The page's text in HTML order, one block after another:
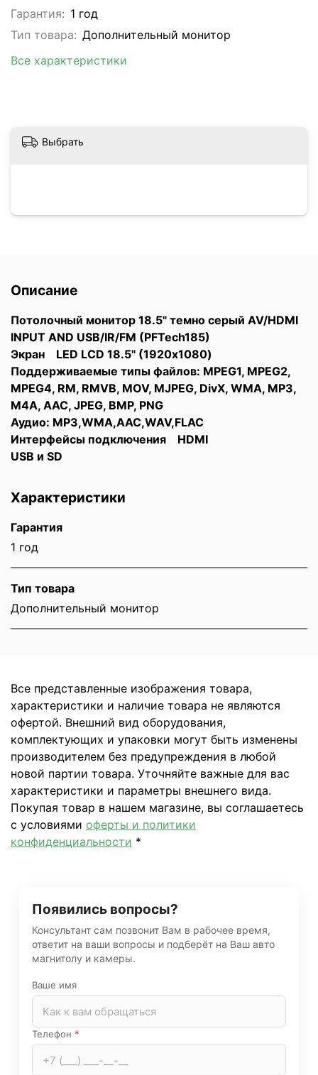
Гарантия: 1 год
Тип товара: Дополнительный монитор
Все характеристики
Выбрать
Описание
Потолочный монитор 18.5" темно серый AV/HDMI
INPUT AND USB/IR/FM (PFTech185)
Экран LED LCD 18.5" (1920х1080)
Поддерживаемые типы файлов: MPEG1, MPEG2,
MPEG4, RM, RMVB, MOV, MJPEG, DivX, WMA, MP3,
M4A, AAC, JPEG, BMP, PNG
Аудио: MP3,WMA,AAC,WAV,FLAC
Интерфейсы подключения HDMI
USB и SD
Характеристики
Гарантия
1 год
Тип товара
Дополнительный монитор
Все представленные изображения товара,
характеристики и наличие товара не являются
офертой. Внешний вид оборудования,
комплектующих и упаковки могут быть изменены
производителем без предупреждения в любой
новой партии товара. Уточняйте важные для вас
характеристики и параметры внешнего вида.
Покупая товар в нашем магазине, вы соглашаетесь
с условиями оферты и политики
конфиденциальности *
Появились вопросы?
Консультант сам позвонит Вам в рабочее время,
ответит на ваши вопросы и подберёт на Ваш авто
магнитолу и камеры.
Ваше имя
Телефон *